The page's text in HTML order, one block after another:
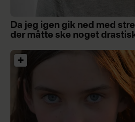
Da jeg igen gik ned med
der måtte ske noget